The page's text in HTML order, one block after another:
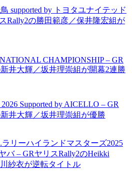
supported by トヨタユナイテッド
Rally2の勝田範彦／保井隆宏組が
CHAMPIONSHIP – GR
井大輝／坂井理崇組が開幕2連勝
Supported by AICELLO – GR
井大輝／坂井理崇組が優勝
ラリーハイランドマスターズ2025
バ – GRヤリスRally2のHeikki
紗衣が逆転タイトル